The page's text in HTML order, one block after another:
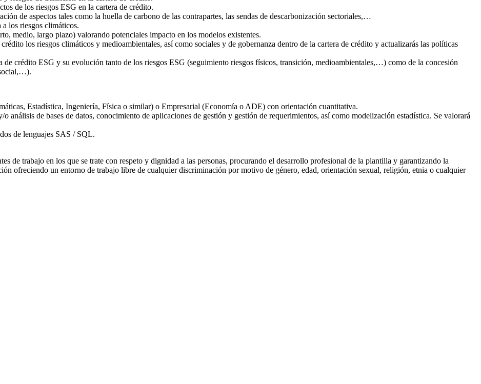
de los riesgos ESG en la cartera de crédito.
de aspectos tales como la huella de carbono de las contrapartes, las sendas de descarbonización sectoriales,…
los riesgos climáticos.
medio, largo plazo) valorando potenciales impacto en los modelos existentes.
los riesgos climáticos y medioambientales, así como sociales y de gobernanza dentro de la cartera de crédito y actualizarás las políticas
de crédito ESG y su evolución tanto de los riesgos ESG (seguimiento riesgos físicos, transición, medioambientales,…) como de la concesión
Estadística, Ingeniería, Física o similar) o Empresarial (Economía o ADE) con orientación cuantitativa.
análisis de bases de datos, conocimiento de aplicaciones de gestión y gestión de requerimientos, así como modelización estadística. Se valorará
de lenguajes SAS / SQL.
de trabajo en los que se trate con respeto y dignidad a las personas, procurando el desarrollo profesional de la plantilla y garantizando la
ofreciendo un entorno de trabajo libre de cualquier discriminación por motivo de género, edad, orientación sexual, religión, etnia o cualquier